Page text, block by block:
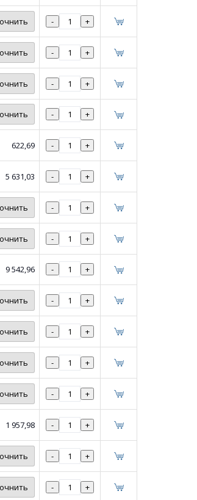
- +
- +
- +
- +
622,69 - +
5 631,03 - +
- +
- +
9 542,96 - +
- +
- +
- +
- +
1 957,98 - +
- +
- +